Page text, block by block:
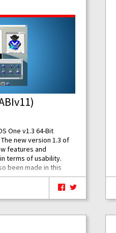
One v1.3 64-Bit
new version 1.3 of
features and
terms of usability.
been made in this